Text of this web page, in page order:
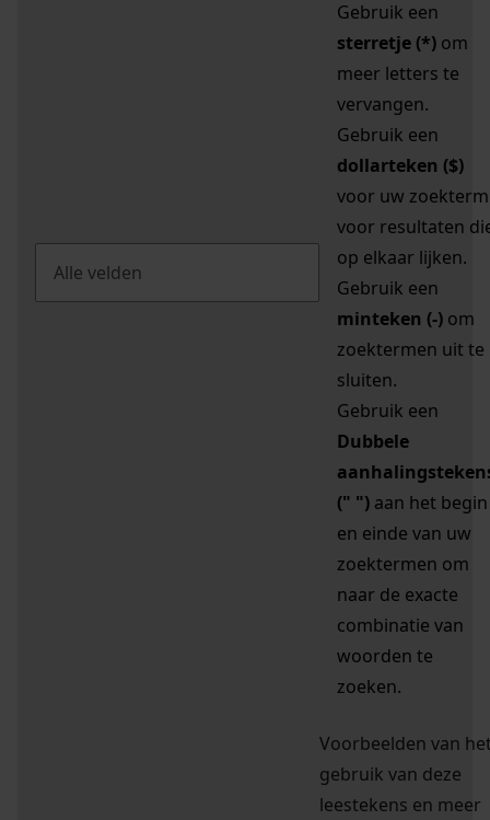
Gebruik een
sterretje (*) om
meer letters te
vervangen.
Gebruik een
dollarteken ($)
voor uw zoekterm
voor resultaten
op elkaar lijken.
Gebruik een
minteken (-) om
zoektermen uit te
sluiten.
Gebruik een
Dubbele
(" ") aan het begin
en einde van uw
zoektermen om
naar de exacte
combinatie van
woorden te
zoeken.
Voorbeelden van
gebruik van deze
leestekens en meer